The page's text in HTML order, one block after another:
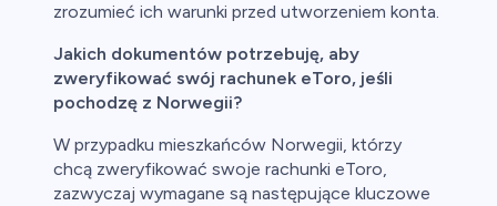
zrozumieć ich warunki przed utworzeniem konta.
Jakich dokumentów potrzebuję, aby
zweryfikować swój rachunek eToro, jeśli
pochodzę z Norwegii?
W przypadku mieszkańców Norwegii, którzy
chcą zweryfikować swoje rachunki eToro,
zazwyczaj wymagane są następujące kluczowe